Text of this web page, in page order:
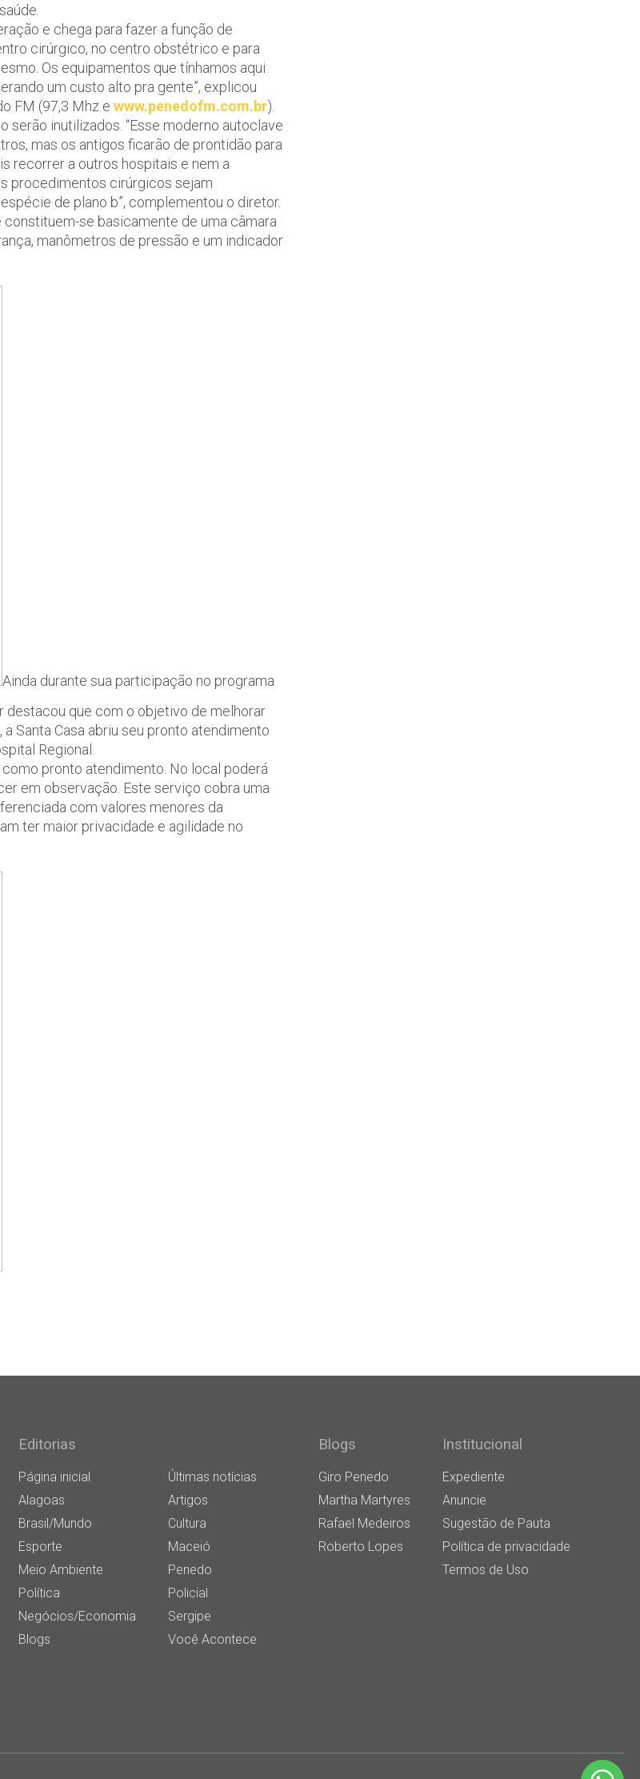
e chega para fazer a função de
cirúrgico, no centro obstétrico e para
Os equipamentos que tínhamos aqui
um custo alto pra gente”, explicou
FM (97,3 Mhz e www.penedofm.com.br).
inutilizados. “Esse moderno autoclave
mas os antigos ficarão de prontidão para
recorrer a outros hospitais e nem a
procedimentos cirúrgicos sejam
de plano b”, complementou o diretor.
se basicamente de uma câmara
manômetros de pressão e um indicador
Ainda durante sua participação no programa
destacou que com o objetivo de melhorar
Santa Casa abriu seu pronto atendimento
Regional.
pronto atendimento. No local poderá
em observação. Este serviço cobra uma
com valores menores da
ter maior privacidade e agilidade no
Editorias
Página inicial
Últimas notícias
Alagoas
Artigos
Brasil/Mundo
Cultura
Esporte
Maceió
Meio Ambiente
Penedo
Política
Policial
Negócios/Economia
Sergipe
Blogs
Você Acontece
Blogs
Giro Penedo
Martha Martyres
Rafael Medeiros
Roberto Lopes
Institucional
Expediente
Anuncie
Sugestão de Pauta
Política de privacidade
Termos de Uso